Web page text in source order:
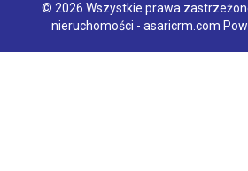
© 2026 Wszystkie prawa
nieruchomości - asaricrm.com